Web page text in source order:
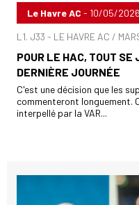
Le Havre AC - 10/05/2026
L1. J33 - LE HAVRE AC /
POUR LE HAC, TOUT SE
DERNIÈRE JOURNÉE
C'est une décision que les
commenteront longuement.
interpellé par la VAR...